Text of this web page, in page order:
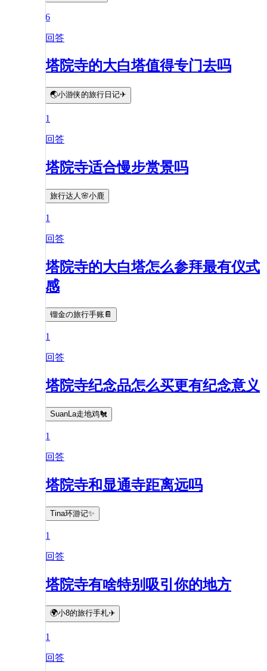
6
回答
塔院寺的大白塔值得专门去吗
🌏小游侠的旅行日记✈
1
回答
塔院寺适合慢步赏景吗
旅行达人🌸小鹿
1
回答
塔院寺的大白塔怎么参拜最有仪式
感
镏金の旅行手账📔
1
回答
塔院寺纪念品怎么买更有纪念意义
SuanLa走地鸡🐔
1
回答
塔院寺和显通寺距离远吗
Tina环游记✨
1
回答
塔院寺有啥特别吸引你的地方
🌍小8的旅行手札✈️
1
回答